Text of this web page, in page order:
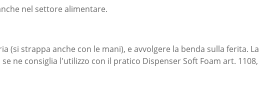
nel settore alimentare.
(si strappa anche con le mani), e avvolgere la benda sulla ferita. La
ne consiglia l'utilizzo con il pratico Dispenser Soft Foam art. 1108,